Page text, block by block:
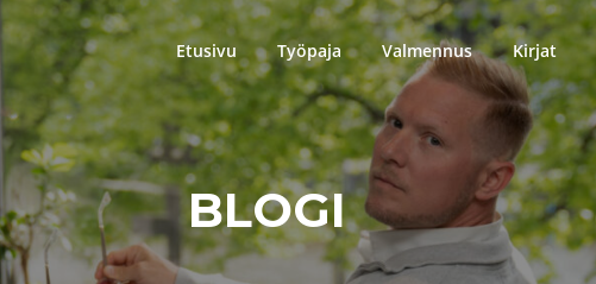
Etusivu Työpaja Valmennus Kirjat
BLOGI